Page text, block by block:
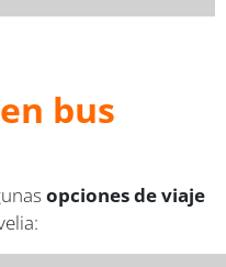
bus
opciones de viaje